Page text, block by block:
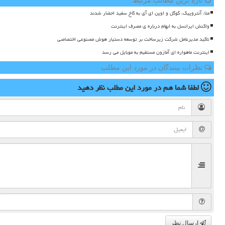
متا، آنتروپیک، گوگل و اوپن ای آی به کاخ سفید احضار شدند
واکنش ایرانسل به ابهام درباره ی مصرف اینترنت
تاکید مدیرعامل شرکت زیرساخت بر توسعه دستیار هوش مصنوعی اختصاصی
اینترنت ماهواره ای آمازون مستقیم به موبایل می رسد
نظرات بینندگان در مورد این مطلب
لطفا شما همدر مورد این مطلبنظر دهید
ارسال نظر